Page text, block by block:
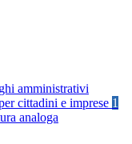
amministrativi
cittadini e imprese 1
analoga